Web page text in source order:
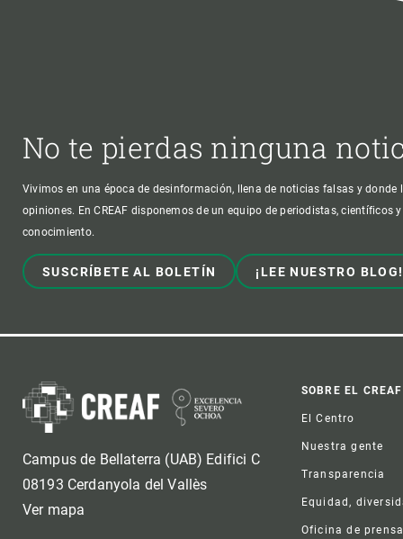
No te pierdas ninguna
Vivimos en una época de desinformación, llena de noticias falsas y
opiniones. En CREAF disponemos de un equipo de periodistas, científicos
conocimiento.
SUSCRÍBETE AL BOLETÍN ¡LEE NUESTRO BLOG!
Campus de Bellaterra (UAB) Edifici C
08193 Cerdanyola del Vallès
Ver mapa
Footer
SOBRE EL CREAF
El Centro
Nuestra gente
Transparencia
Equidad,
Oficina de prensa